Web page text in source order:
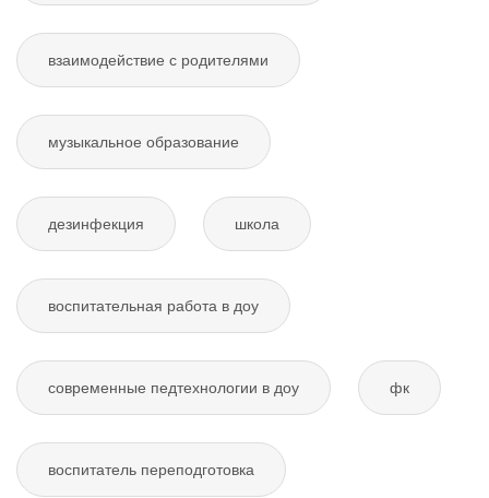
взаимодействие с родителями
музыкальное образование
дезинфекция школа
воспитательная работа в доу
современные педтехнологии в доу фк
воспитатель переподготовка